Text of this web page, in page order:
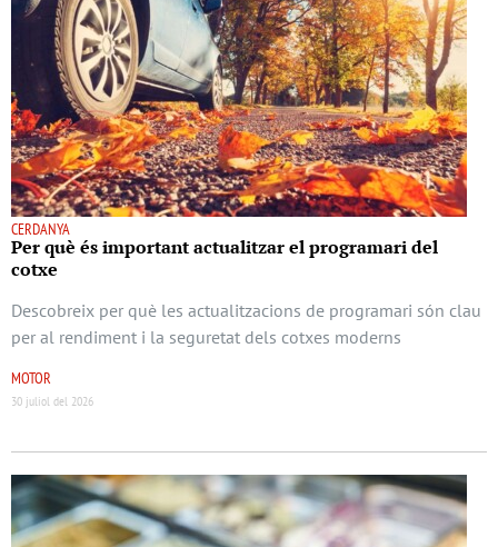
CERDANYA
Per què és important actualitzar el programari del
cotxe
Descobreix per què les actualitzacions de programari són clau
per al rendiment i la seguretat dels cotxes moderns
MOTOR
30 juliol del 2026